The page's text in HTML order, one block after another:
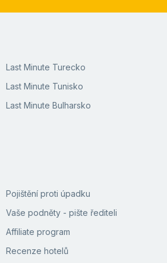
Last Minute Turecko
Last Minute Tunisko
Last Minute Bulharsko
Pojištění proti úpadku
Vaše podněty - pište řediteli
Affiliate program
Recenze hotelů